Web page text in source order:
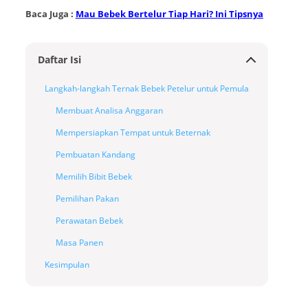
Baca Juga : Mau Bebek Bertelur Tiap Hari? Ini Tipsnya
Daftar Isi
Langkah-langkah Ternak Bebek Petelur untuk Pemula
Membuat Analisa Anggaran
Mempersiapkan Tempat untuk Beternak
Pembuatan Kandang
Memilih Bibit Bebek
Pemilihan Pakan
Perawatan Bebek
Masa Panen
Kesimpulan